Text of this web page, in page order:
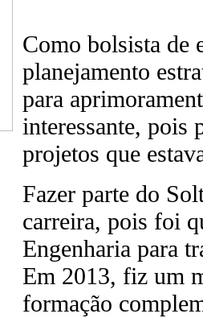
Como bolsista de
planejamento
para
interessante, pois
projetos que
Fazer parte do
carreira, pois foi
Engenharia para
Em 2013, fiz um
formação